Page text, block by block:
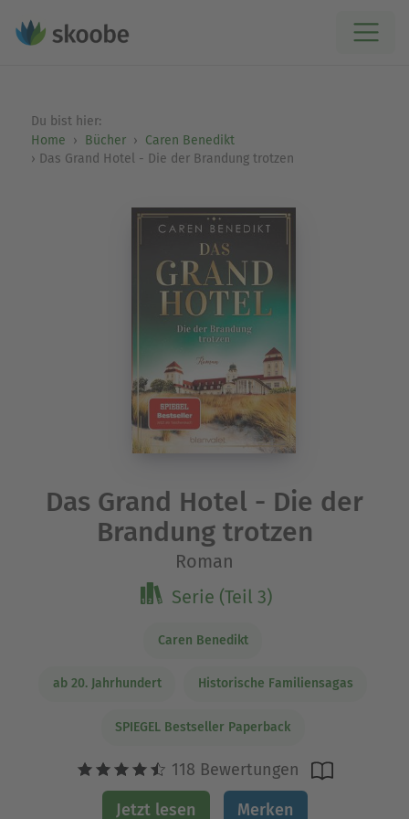
Du bist hier:
Home
Bücher
Caren Benedikt
Das Grand Hotel - Die der Brandung trotzen
Das Grand Hotel - Die der
Brandung trotzen
Roman
Serie (Teil 3)
Caren Benedikt
ab 20. Jahrhundert Historische Familiensagas
SPIEGEL Bestseller Paperback
118 Bewertungen
Jetzt lesen Merken